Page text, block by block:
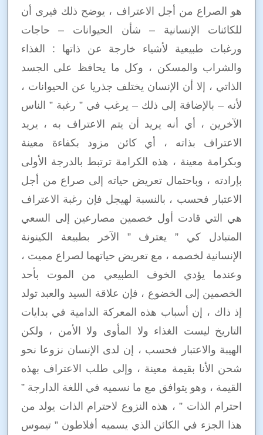
هو الصراع من أجل الاعتراف ، يوضح ذلك فيرى أن
للكائنات الإنسانية – شأن الحيوانات – حاجات
ورغبات طبيعية لأشياء خارجة عن ذاتها : الغذاء
والشراب والمسكن ، وكل ما يحافظ على الجسد
الذاتي ، إلا أن الإنسان يختلف جذريا عن الحيوانات ،
لأنه – بالإضافة إلى ذلك – يرغب في ” رغبة ” الناس
الآخرين ، أي أنه يريد أن يتم الاعتراف به ، يريد
الاعتراف بذاته ، أي كائن مزود بكفاءة معينة
وبكرامة معينة ، هذه الكرامة ترتبط بالدرجة الأولى
بإرادته ، وباحتمال تعريض حياته إلى صراع من أجل
الاعتبار فحسب ، بالنسبة لهيجل فإن رغبة الاعتراف
هي التي قادت أول خصمين مصارعين إلى السعي
المتبادل كي ” يعترف ” الآخر بطبيعة الكينونة
الإنسانية لخصمه ، مع تعريض حياتهما لصراع مميت ،
وعندما يؤدي الخوف الطبيعي من الموت بأحد
الخصمين إلى الخضوع ، فإن علاقة السيد والعبد تولد
إذ ذاك ، إن أسباب هذه المعركة الدامية في بدايات
التاريخ ليست الغذاء ولا المأوى ولا الأمن ، ولكن
الهيبة والاعتبار فحسب ، إن لدى الإنسان نزوعا نحو
شحن الأنا بقيمة معينة ، وإلى طلب الاعتراف بهذه
القيمة ، وهو يتوافق مع ما نسميه في اللغة الدارجة ”
احترام الذات ” ، هذه النزوع لاحترام الذات يولد من
هذا الجزء في الكائن الذي يسميه أفلاطون ” تيموس